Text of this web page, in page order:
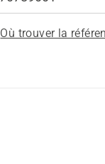
Où trouver la